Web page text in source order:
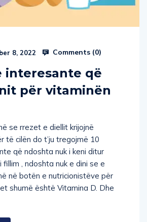
8, 2022 Comments (0)
interesante që
për vitaminën
se rrezet e diellit krijojnë
të cilën do t’ju tregojmë 10
që ndoshta nuk i keni ditur
fillim , ndoshta nuk e dini se e
në botën e nutricionistëve për
shumë është Vitamina D. Dhe